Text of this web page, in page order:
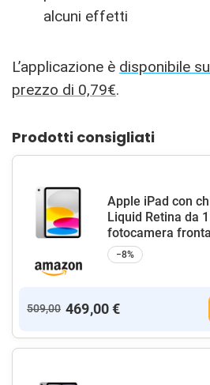
alcuni effetti
L’applicazione è disponibile
prezzo di 0,79€.
Prodotti consigliati
Apple iPad con
Liquid Retina da
fotocamera
−8%
509,00 469,00 €